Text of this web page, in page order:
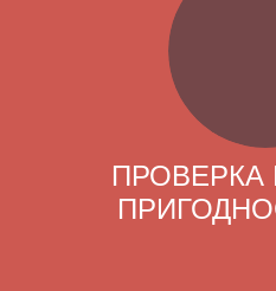
ПРОВЕРКА